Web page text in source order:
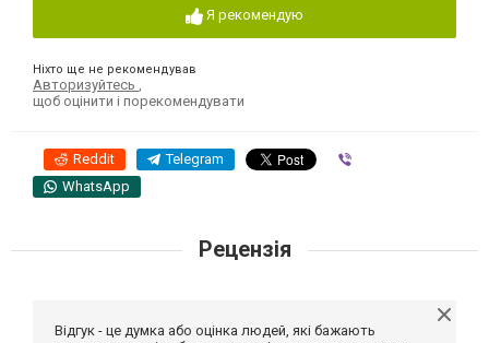
Я рекомендую
Ніхто ще не рекомендував
Авторизуйтесь
щоб оцінити і порекомендувати
Reddit Telegram
WhatsApp
Рецензія
Відгук - це думка або оцінка людей, які бажають